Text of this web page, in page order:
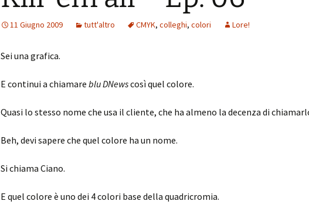
11 Giugno 2009 tutt'altro CMYK, colleghi, colori Lore!
Sei una grafica.
E continui a chiamare blu DNewscosì quel colore.
Quasi lo stesso nome che usa il cliente, che ha almeno la decenza di
Beh, devi sapere che quel colore ha un nome.
Si chiama Ciano.
E quel colore è uno dei 4 colori base della quadricromia.